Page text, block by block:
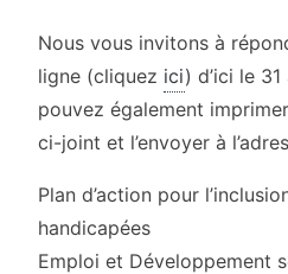
Nous vous invitons à
ligne (cliquez ici) d’ici le
pouvez également
ci-joint et l’envoyer à
Plan d’action pour
handicapées
Emploi et Développement